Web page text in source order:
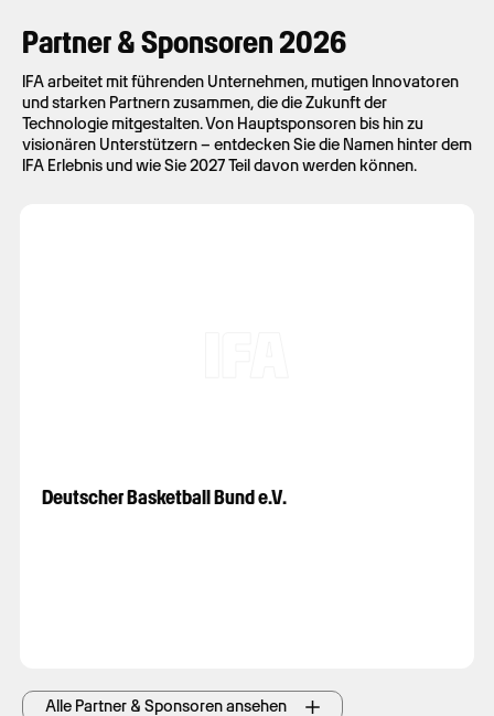
Partner & Sponsoren 2026
IFA arbeitet mit führenden Unternehmen, mutigen Innovatoren
und starken Partnern zusammen, die die Zukunft der
Technologie mitgestalten. Von Hauptsponsoren bis hin zu
visionären Unterstützern – entdecken Sie die Namen hinter dem
IFA Erlebnis und wie Sie 2027 Teil davon werden können.
Deutscher Basketball Bund e.V.
Alle Partner & Sponsoren ansehen